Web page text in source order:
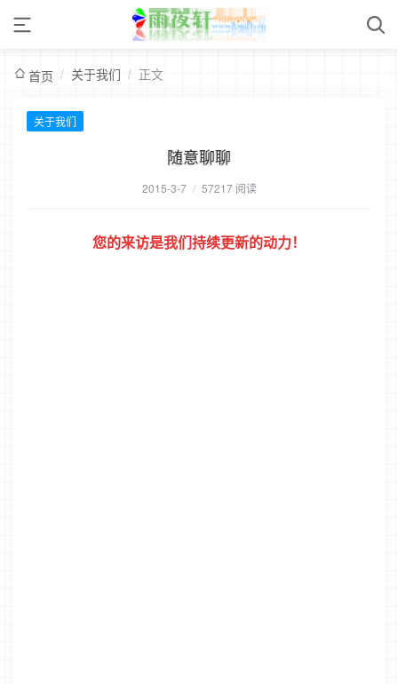
首页 / 关于我们 / 正文
关于我们
随意聊聊
2015-3-7 / 57217 阅读
您的来访是我们持续更新的动力！